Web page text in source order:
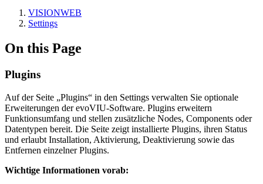
VISIONWEB
Settings
On this Page
Plugins
Auf der Seite „Plugins“ in den Settings verwalten Sie optionale
Erweiterungen der evoVIU-Software. Plugins erweitern
Funktionsumfang und stellen zusätzliche Nodes, Components oder
Datentypen bereit. Die Seite zeigt installierte Plugins, ihren Status
und erlaubt Installation, Aktivierung, Deaktivierung sowie das
Entfernen einzelner Plugins.
Wichtige Informationen vorab: